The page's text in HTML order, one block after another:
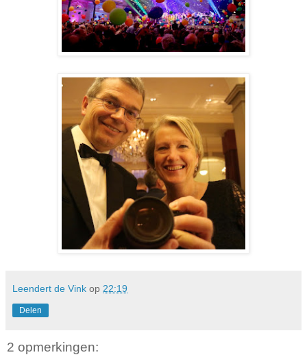
Leendert de Vink op 22:19
Delen
2 opmerkingen: